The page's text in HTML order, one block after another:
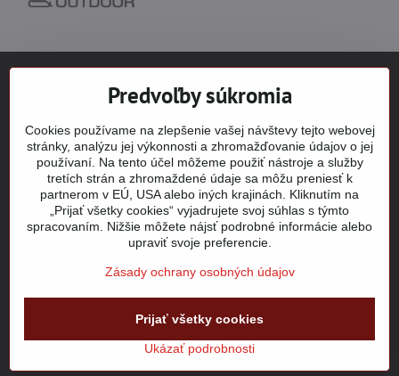
Pestovateľská 1
821 04 Bratislava
Otváracie hodiny
pondelok až štvrtok 8:00 – 16:00
POZOR!!! Otváracie hodiny - prázdninový režim,
Predvoľby súkromia
Cookies používame na zlepšenie vašej návštevy tejto webovej
stránky, analýzu jej výkonnosti a zhromažďovanie údajov o jej
používaní. Na tento účel môžeme použiť nástroje a služby
tretích strán a zhromaždené údaje sa môžu preniesť k
partnerom v EÚ, USA alebo iných krajinách. Kliknutím na
„Prijať všetky cookies“ vyjadrujete svoj súhlas s týmto
spracovaním. Nižšie môžete nájsť podrobné informácie alebo
upraviť svoje preferencie.
Zásady ochrany osobných údajov
Ukázať podrobnosti
Prijať všetky cookies